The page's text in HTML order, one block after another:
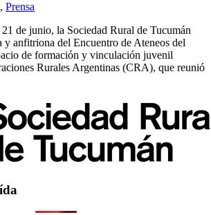
, Prensa
de junio, la Sociedad Rural de Tucumán
y anfitriona del Encuentro de Ateneos del
de formación y vinculación juvenil
Rurales Argentinas (CRA), que reunió